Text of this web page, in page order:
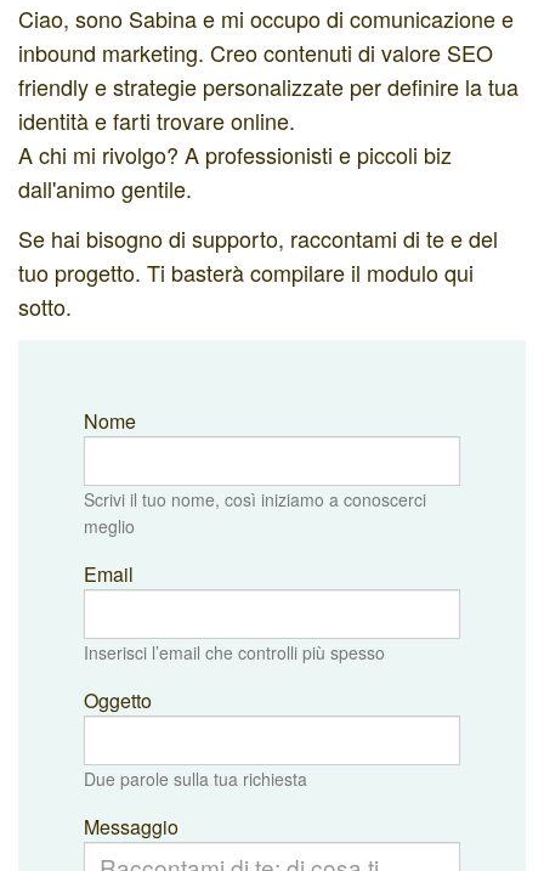
Ciao, sono Sabina e mi occupo di comunicazione e
inbound marketing. Creo contenuti di valore SEO
friendly e strategie personalizzate per definire la tua
identità e farti trovare online.
A chi mi rivolgo? A professionisti e piccoli biz
dall'animo gentile.
Se hai bisogno di supporto, raccontami di te e del
tuo progetto. Ti basterà compilare il modulo qui
sotto.
Nome
Scrivi il tuo nome, così iniziamo a conoscerci
meglio
Email
Inserisci l’email che controlli più spesso
Oggetto
Due parole sulla tua richiesta
Messaggio